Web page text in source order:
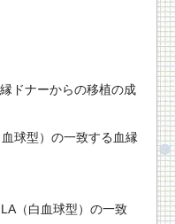
ドナーからの移植の成
球型）の一致する血縁
（白血球型）の一致